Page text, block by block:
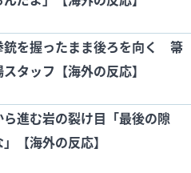
銃を握ったまま後ろを向く 箒
タッフ【海外の反応】
進む岩の裂け目「最後の隙
【海外の反応】